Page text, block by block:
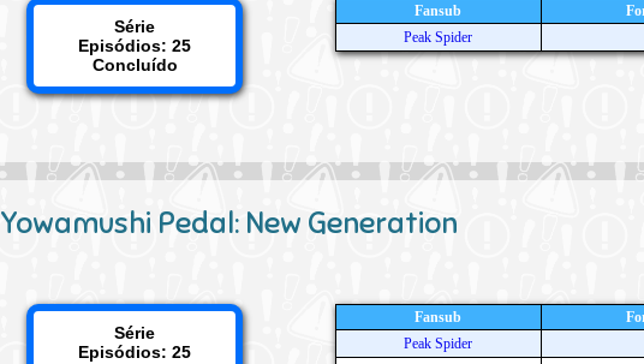
Série
Episódios: 25
Concluído
Fansub
Peak Spider
Yowamushi Pedal: New Generation
Série
Episódios: 25
Fansub
Peak Spider